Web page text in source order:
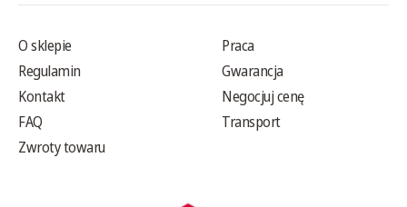
O sklepie
Regulamin
Kontakt
FAQ
Zwroty towaru
Praca
Gwarancja
Negocjuj cenę
Transport